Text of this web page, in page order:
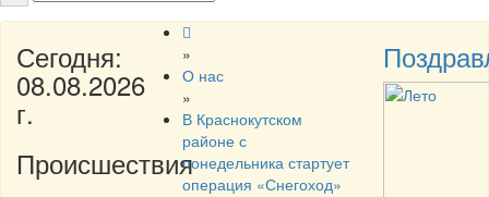
Сегодня:
08.08.2026
г.
Происшествия
»
О нас
»
В Краснокутском
районе с
понедельника стартует
операция «Снегоход»